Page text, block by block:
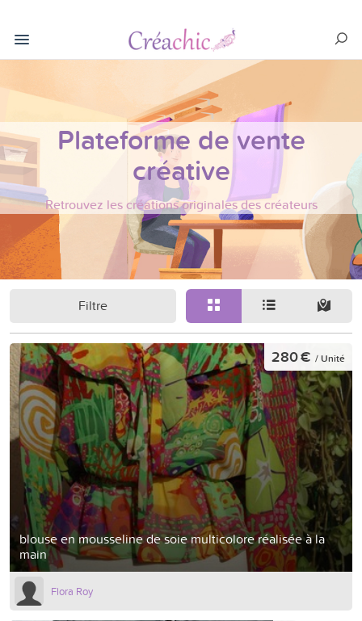
Plateforme de vente
créative
Retrouvez les créations originales des créateurs
Filtre
blouse en mousseline de soie multicolore réalisée à la
main
280 € / Unité
Flora Roy